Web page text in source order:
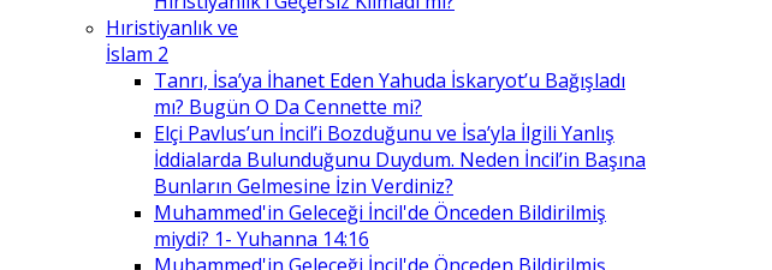
Hıristiyanlık ve
İslam 2
Tanrı, İsa’ya İhanet Eden Yahuda İskaryot’u Bağışladı
mı? Bugün O Da Cennette mi?
Elçi Pavlus’un İncil’i Bozduğunu ve İsa’yla İlgili Yanlış
İddialarda Bulunduğunu Duydum. Neden İncil’in Başına
Bunların Gelmesine İzin Verdiniz?
Muhammed'in Geleceği İncil'de Önceden Bildirilmiş
miydi? 1- Yuhanna 14:16